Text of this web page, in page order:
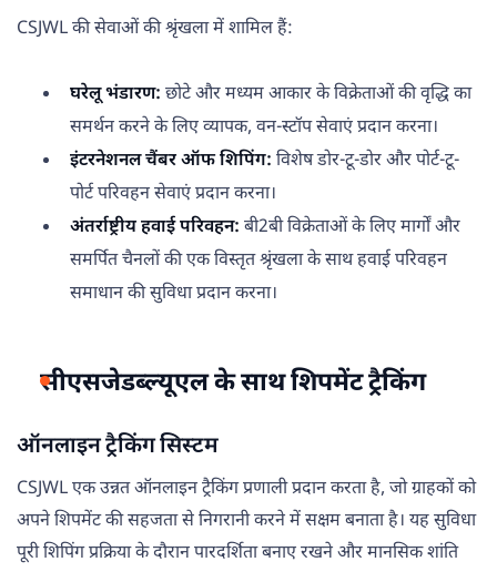
CSJWL की सेवाओं की श्रृंखला में शामिल हैं:
घरेलू भंडारण: छोटे और मध्यम आकार के विक्रेताओं की वृद्धि का
समर्थन करने के लिए व्यापक, वन-स्टॉप सेवाएं प्रदान करना।
इंटरनेशनल चैंबर ऑफ शिपिंग: विशेष डोर-टू-डोर और पोर्ट-टू-
पोर्ट परिवहन सेवाएं प्रदान करना।
अंतर्राष्ट्रीय हवाई परिवहन: बी2बी विक्रेताओं के लिए मार्गों और
समर्पित चैनलों की एक विस्तृत श्रृंखला के साथ हवाई परिवहन
समाधान की सुविधा प्रदान करना।
सीएसजेडब्ल्यूएल के साथ शिपमेंट ट्रैकिंग
ऑनलाइन ट्रैकिंग सिस्टम
CSJWL एक उन्नत ऑनलाइन ट्रैकिंग प्रणाली प्रदान करता है, जो ग्राहकों को
अपने शिपमेंट की सहजता से निगरानी करने में सक्षम बनाता है। यह सुविधा
पूरी शिपिंग प्रक्रिया के दौरान पारदर्शिता बनाए रखने और मानसिक शांति